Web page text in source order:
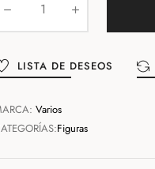
LISTA DE DESEOS
Varios
Figuras